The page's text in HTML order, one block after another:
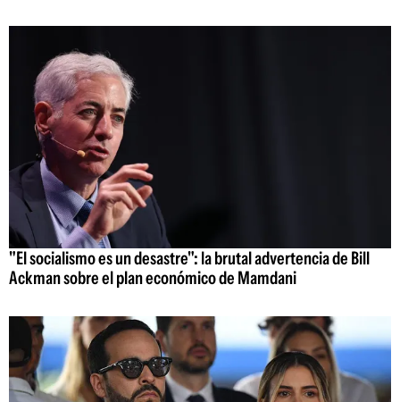
"El socialismo es un desastre": la brutal advertencia de Bill
Ackman sobre el plan económico de Mamdani